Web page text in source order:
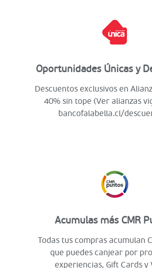
Oportunidades Únicas y
Descuentos exclusivos en
40% sin tope (Ver alianzas
bancofalabella.cl/
Acumulas más CMR
Todas tus compras acumulan
que puedes canjear por
experiencias, Gift Cards y